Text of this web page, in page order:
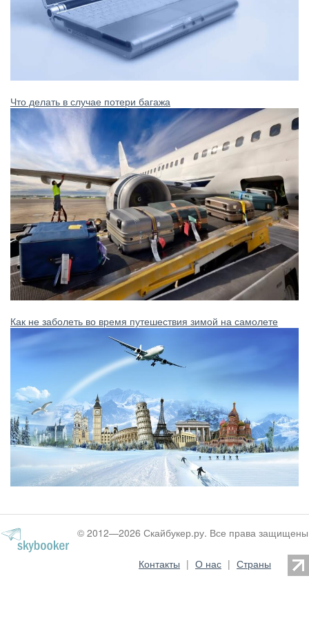
Что делать в случае потери багажа
Как не заболеть во время путешествия зимой на самолете
© 2012—2026 Скайбукер.ру. Все права защищены
Контакты | О нас | Страны